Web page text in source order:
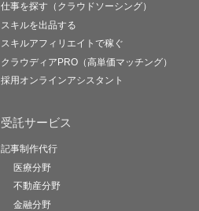
仕事を探す（クラウドソーシング）
スキルを出品する
スキルアフィリエイトで稼ぐ
クラウディアPRO（高単価マッチング）
採用オンラインアシスタント
受託サービス
記事制作代行
医療分野
不動産分野
金融分野